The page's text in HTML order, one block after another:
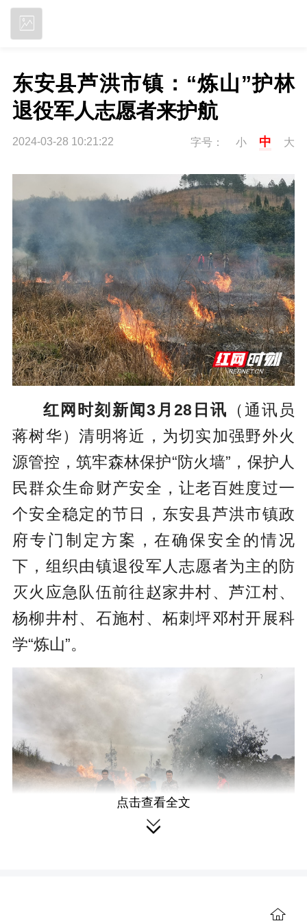
东安县芦洪市镇：“炼山”护林
退役军人志愿者来护航
2024-03-28 10:21:22 字号： 小 中 大
红网时刻新闻3月28日讯 （通讯员
蒋树华）清明将近，为切实加强野外火
源管控，筑牢森林保护“防火墙”，保护人
民群众生命财产安全，让老百姓度过一
个安全稳定的节日，东安县芦洪市镇政
府专门制定方案，在确保安全的情况
下，组织由镇退役军人志愿者为主的防
灭火应急队伍前往赵家井村、芦江村、
杨柳井村、石施村、柘刺坪邓村开展科
学“炼山”。
点击查看全文
